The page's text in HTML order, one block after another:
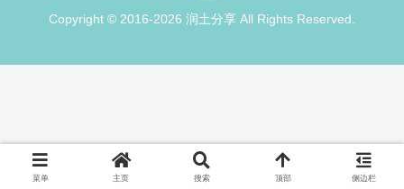
Copyright © 2016-2026 润土分享 All Rights Reserved.
菜单 主页 搜索 顶部 侧边栏